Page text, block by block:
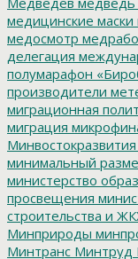
медицинские маски
медосмотр
делегация
полумарафон
производители
миграционная
миграция
Минвостокразвития
минимальный
министерство
просвещения
строительства и
Минприроды
Минтранс Минтруд